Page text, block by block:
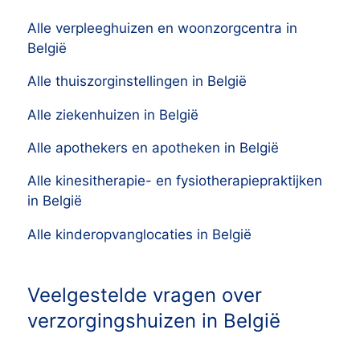
Alle verpleeghuizen en woonzorgcentra in
België
Alle thuiszorginstellingen in België
Alle ziekenhuizen in België
Alle apothekers en apotheken in België
Alle kinesitherapie- en fysiotherapiepraktijken
in België
Alle kinderopvanglocaties in België
Veelgestelde vragen over
verzorgingshuizen in België